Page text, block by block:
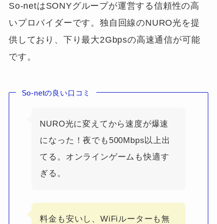
So-netはSONYグループが運営する信頼性の高
いプロバイダーです。独自回線のNURO光を提
供しており、下り最大2Gbpsの高速通信が可能
です。
So-netの良い口コミ
NURO光に変えてから速度が爆速
になった！夜でも500Mbps以上出
てる。オンラインゲームも快適す
ぎる。
料金も安いし、WiFiルーターも無